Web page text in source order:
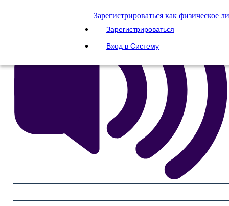
Зарегистрироваться как физическое
Зарегистрироваться
Вход в Систему